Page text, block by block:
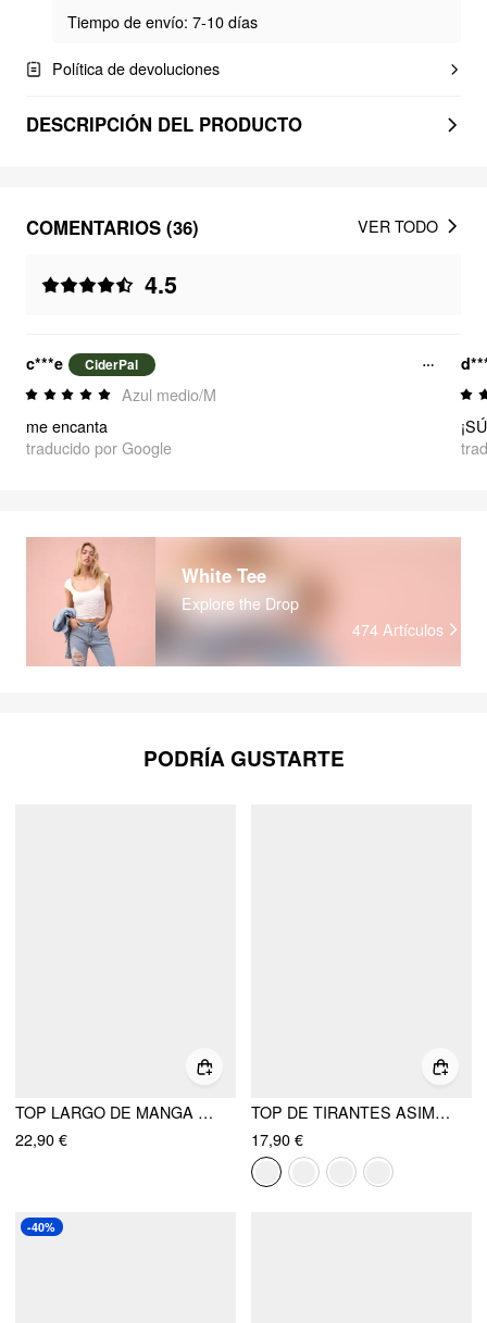
Tiempo de envío: 7-10 días
Política de devoluciones
DESCRIPCIÓN DEL PRODUCTO
COMENTARIOS (36)
4.5
VER TODO
c***e CiderPal
Azul medio/M
me encanta
traducido por Google
White Tee
Explore the Drop
474 Artículos
PODRÍA GUSTARTE
TOP LARGO DE MANGA CORTA CON CUELLO ALTO DE MEZCLA DE ALGODÓN
22,90 €
TOP DE TIRANTES ASIMÉTRICO CON CUELLO FRUNCIDO DE ALTA ELASTICIDAD
17,90 €
-40%